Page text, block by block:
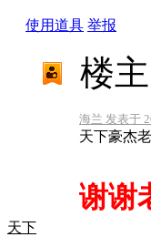
使用道具 举报
天下
楼主
海兰 发表于
天下豪杰
谢谢